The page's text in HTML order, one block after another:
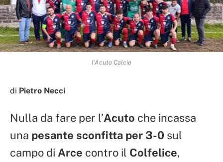
l'Acuto Calcio
di Pietro Necci
Nulla da fare per l’Acuto che incassa
una pesante sconfitta per 3-0 sul
campo di Arce contro il Colfelice,